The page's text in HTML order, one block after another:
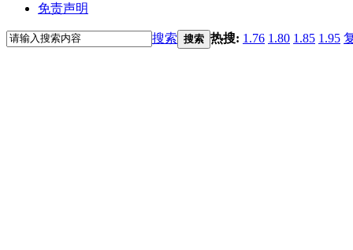
免责声明
搜索 搜索 热搜: 1.76 1.80 1.85 1.95